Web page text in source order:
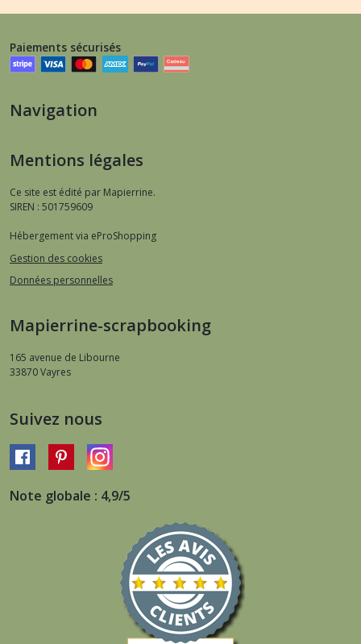
Paiements sécurisés
Navigation
Mentions légales
Ce site est édité par Mapierrine.
SIREN : 501759609
Hébergement via eProShopping
Gestion des cookies
Données personnelles
Mapierrine-scrapbooking
165 avenue de Libourne
33870Vayres
Suivez nous
Note globale : 4,9/5